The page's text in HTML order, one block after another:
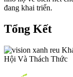
đang khai triển.
Tổng Kết